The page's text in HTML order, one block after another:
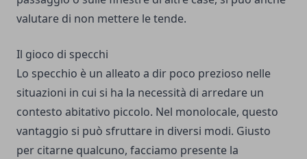
valutare di non mettere le tende.
Il gioco di specchi
Lo specchio è un alleato a dir poco prezioso nelle
situazioni in cui si ha la necessità di arredare un
contesto abitativo piccolo. Nel monolocale, questo
vantaggio si può sfruttare in diversi modi. Giusto
per citarne qualcuno, facciamo presente la